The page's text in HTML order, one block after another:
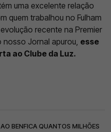
uma excelente relação
quem trabalhou no Fulham
recente na Premier
nosso Jornal apurou, esse
ao Clube da Luz.
BENFICA QUANTOS MILHÕES